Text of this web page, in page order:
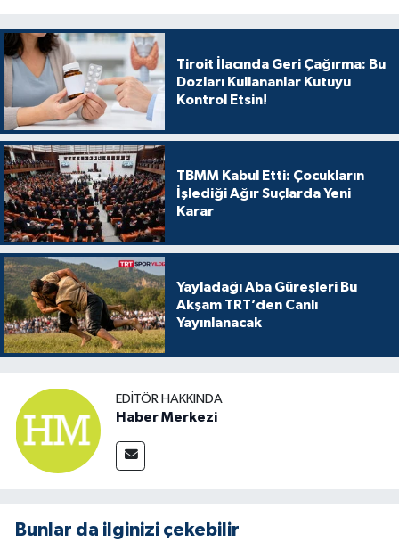
Tiroit İlacında Geri Çağırma: Bu
Dozları Kullananlar Kutuyu
Kontrol Etsin!
TBMM Kabul Etti: Çocukların
İşlediği Ağır Suçlarda Yeni
Karar
Yayladağı Aba Güreşleri Bu
Akşam TRT’den Canlı
Yayınlanacak
EDITÖR HAKKINDA
Haber Merkezi
Bunlar da ilginizi çekebilir